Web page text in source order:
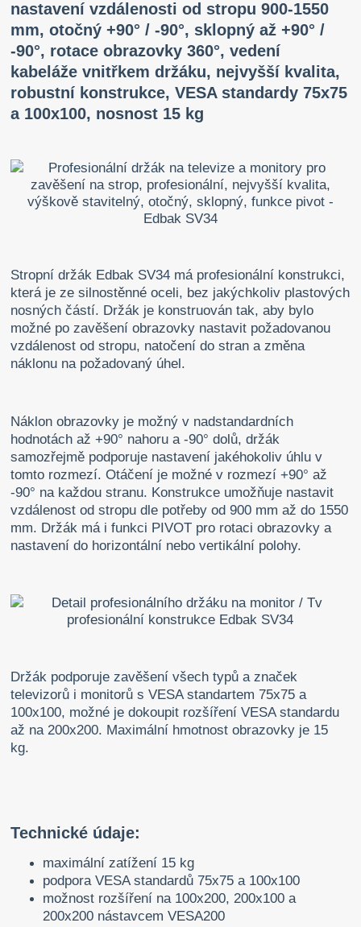
nastavení vzdálenosti od stropu 900-1550
mm, otočný +90° / -90°, sklopný až +90° /
-90°, rotace obrazovky 360°, vedení
kabeláže vnitřkem držáku, nejvyšší kvalita,
robustní konstrukce, VESA standardy 75x75
a 100x100, nosnost 15 kg
Stropní držák Edbak SV34 má profesionální konstrukci,
která je ze silnostěnné oceli, bez jakýchkoliv plastových
nosných částí. Držák je konstruován tak, aby bylo
možné po zavěšení obrazovky nastavit požadovanou
vzdálenost od stropu, natočení do stran a změna
náklonu na požadovaný úhel.
Náklon obrazovky je možný v nadstandardních
hodnotách až +90° nahoru a -90° dolů, držák
samozřejmě podporuje nastavení jakéhokoliv úhlu v
tomto rozmezí. Otáčení je možné v rozmezí +90° až
-90° na každou stranu. Konstrukce umožňuje nastavit
vzdálenost od stropu dle potřeby od 900 mm až do 1550
mm. Držák má i funkci PIVOT pro rotaci obrazovky a
nastavení do horizontální nebo vertikální polohy.
Držák podporuje zavěšení všech typů a značek
televizorů i monitorů s VESA standartem 75x75 a
100x100, možné je dokoupit rozšíření VESA standardu
až na 200x200. Maximální hmotnost obrazovky je 15
kg.
Technické údaje:
maximální zatížení 15 kg
podpora VESA standardů 75x75 a 100x100
možnost rozšíření na 100x200, 200x100 a
200x200 nástavcem VESA200